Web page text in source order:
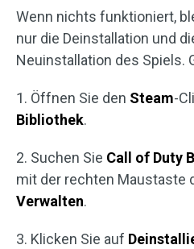
Wenn nichts funktioniert,
nur die Deinstallation und
Neuinstallation des Spiels.
1. Öffnen Sie den Steam-
Bibliothek.
2. Suchen Sie Call of Duty
mit der rechten Maustaste
Verwalten.
3. Klicken Sie auf